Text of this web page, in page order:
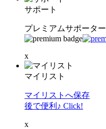
サポート
プレミアムサポーター
x
マイリスト
マイリストへ保存
後で便利♪ Click!
x